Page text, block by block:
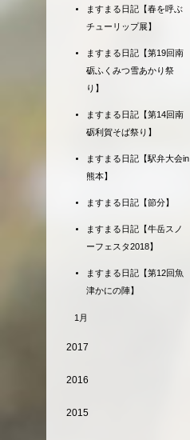
ますまる日記【春を呼ぶ
チューリップ展】
ますまる日記【第19回南
砺ふくみつ雪あかり祭
り】
ますまる日記【第14回南
砺利賀そば祭り】
ますまる日記【駅弁大会in
熊本】
ますまる日記【節分】
ますまる日記【牛岳スノ
ーフェスタ2018】
ますまる日記【第12回魚
津かにの陣】
1月
2017
2016
2015